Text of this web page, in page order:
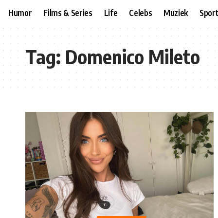
Humor Films & Series Life Celebs Muziek
Tag:Domenico Mileto